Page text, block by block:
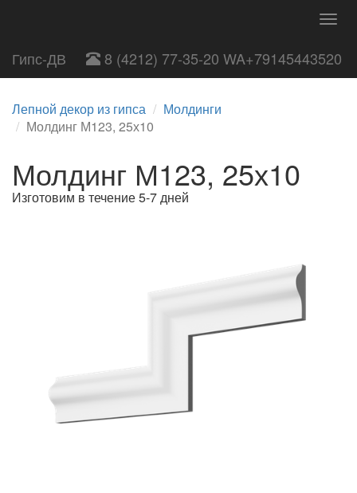
Гипс-ДВ 8 (4212) 77-35-20 WA+79145443520
Лепной декор из гипса
Молдинги
Молдинг М123, 25х10
Молдинг М123, 25х10
Изготовим в течение 5-7 дней